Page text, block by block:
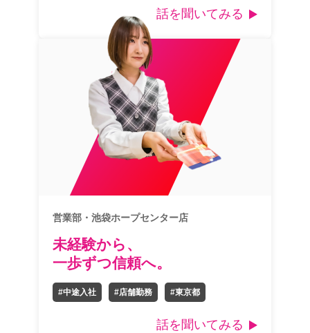
話を聞いてみる
営業部・池袋ホープセンター店
未経験から、
一歩ずつ信頼へ。
#中途入社 #店舗勤務 #東京都
話を聞いてみる